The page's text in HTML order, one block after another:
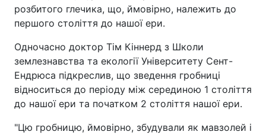
розбитого глечика, що, ймовірно, належить до
першого століття до нашої ери.
Одночасно доктор Тім Кіннерд з Школи
землезнавства та екології Університету Сент-
Ендрюса підкреслив, що зведення гробниці
відноситься до періоду між серединою 1 століття
до нашої ери та початком 2 століття нашої ери.
"Цю гробницю, ймовірно, збудували як мавзолей і